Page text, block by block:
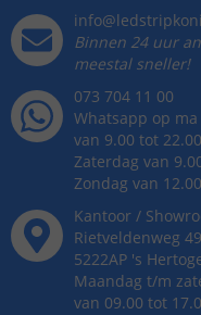
Binnen 24 uur
meestal sneller!
073 704 11 00
Whatsapp op
van 9.00 tot
Zaterdag van
Zondag van
Kantoor /
Rietveldenweg 49
5222AP 's
Maandag t/m
van 09.00 tot